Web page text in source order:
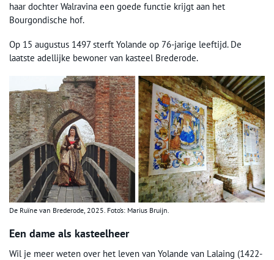
haar dochter Walravina een goede functie krijgt aan het
Bourgondische hof.
Op 15 augustus 1497 sterft Yolande op 76-jarige leeftijd. De
laatste adellijke bewoner van kasteel Brederode.
De Ruïne van Brederode, 2025. Foto’s: Marius Bruijn.
Een dame als kasteelheer
Wil je meer weten over het leven van Yolande van Lalaing (1422-